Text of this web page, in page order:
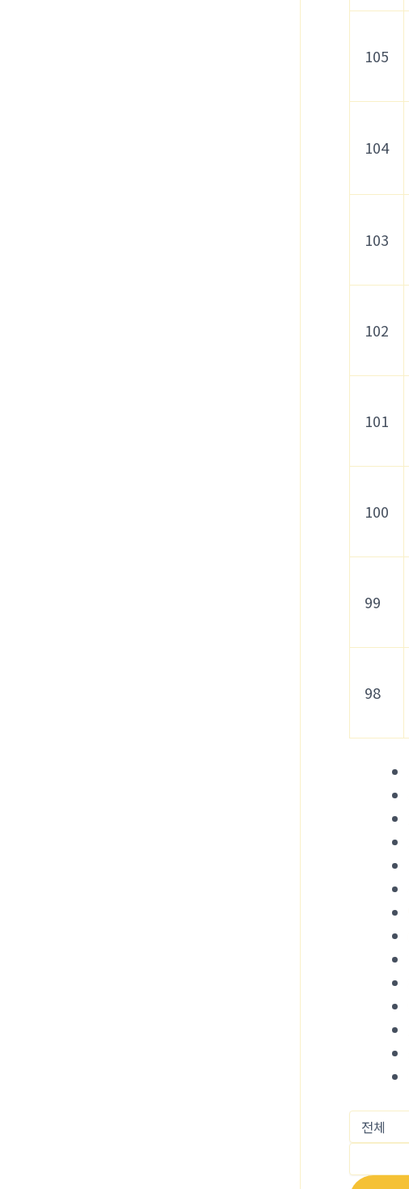
105
104
103
102
101
100
99
98